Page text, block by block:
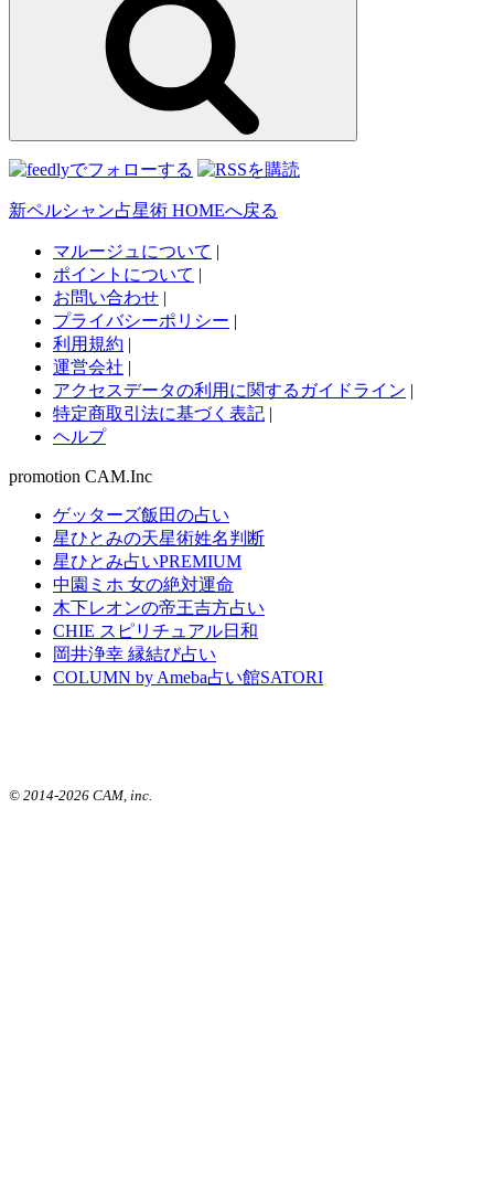
新ペルシャン占星術 HOMEへ戻る
マルージュについて |
ポイントについて |
お問い合わせ |
プライバシーポリシー |
利用規約 |
運営会社 |
アクセスデータの利用に関するガイドライン |
特定商取引法に基づく表記 |
ヘルプ
promotion CAM.Inc
ゲッターズ飯田の占い
星ひとみの天星術姓名判断
星ひとみ占いPREMIUM
中園ミホ 女の絶対運命
木下レオンの帝王吉方占い
CHIE スピリチュアル日和
岡井浄幸 縁結び占い
COLUMN by Ameba占い館SATORI
© 2014-2026 CAM, inc.